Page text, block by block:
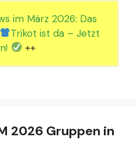
im März 2026: Das
Trikot ist da – Jetzt
++
2026 Gruppen in